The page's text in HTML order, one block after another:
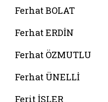
Ferhat BOLAT
Ferhat ERDİN
Ferhat ÖZMUTLU
Ferhat ÜNELLİ
Ferit İŞLER